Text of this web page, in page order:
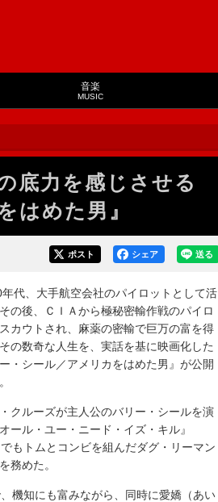
音楽
MUSIC
底力を感じさせる
はめた男』
送る
シェア
ポスト
代、大手航空会社のパイロットとして活
の後、ＣＩＡから極秘密輸作戦のパイロ
カウトされ、麻薬の密輸で巨万の富を得
の数奇な人生を、実話を基に映画化した
ー・シール／アメリカをはめた男』が公開
クルーズが主人公のバリー・シールを演
ール・ユー・ニード・イズ・キル』
でもトムとコンビを組んだダグ・リーマン
務めた。
機知にも富みながら、同時に愛嬌（あい